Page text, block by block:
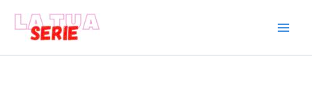
contenuto